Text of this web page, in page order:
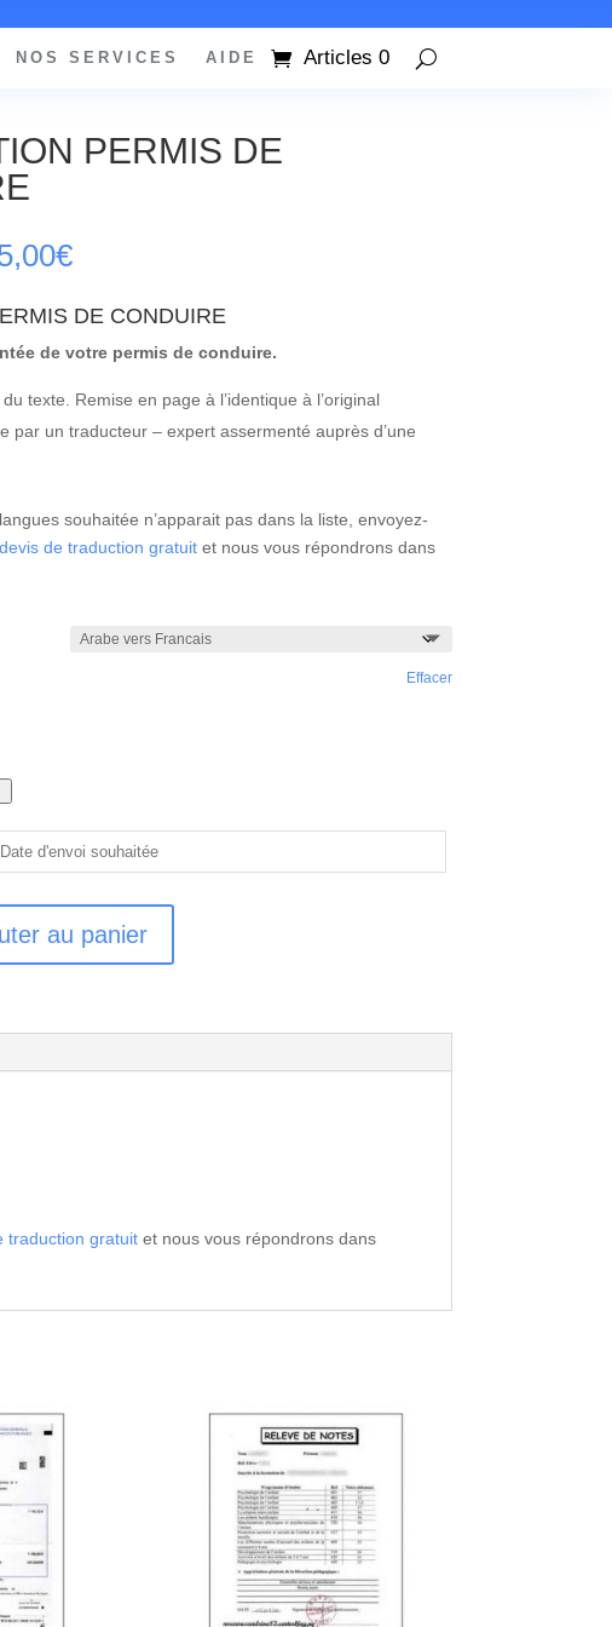
NOS SERVICES AIDE Articles 0
PERMIS DE
€Plage
prix :
36,00€
à
55,00€
DE CONDUIRE
de votre permis de conduire.
texte. Remise en page à l’identique à l’original
par un traducteur – expert assermenté auprès d’une
souhaitée n’apparait pas dans la liste, envoyez-
devis de traduction gratuitet nous vous répondrons dans
Effacer
au panier
traduction gratuit et nous vous répondrons dans